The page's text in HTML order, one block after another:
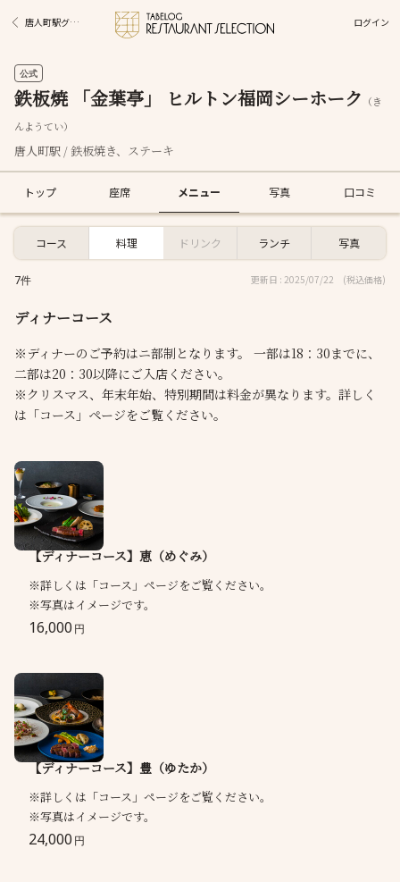
唐人町駅グルメ ログイン
公式
鉄板焼 「金葉亭」 ヒルトン福岡シーホーク （き
んようてい）
唐人町駅 / 鉄板焼き、ステーキ
トップ 座席 メニュー 写真 口コミ
コース 料理 ドリンク ランチ 写真
7件 更新日 : 2025/07/22 (税込価格)
ディナーコース
※ディナーのご予約はニ部制となります。 一部は18：30までに、
二部は20：30以降にご入店ください。
※クリスマス、年末年始、特別期間は料金が異なります。詳しく
は「コース」ページをご覧ください。
【ディナーコース】恵（めぐみ）
16,000 円
※詳しくは「コース」ページをご覧ください。
※写真はイメージです。
【ディナーコース】豊（ゆたか）
24,000 円
※詳しくは「コース」ページをご覧ください。
※写真はイメージです。